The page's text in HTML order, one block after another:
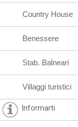
Country House
Benessere
Stab. Balneari
Villaggi turistici
Informarti